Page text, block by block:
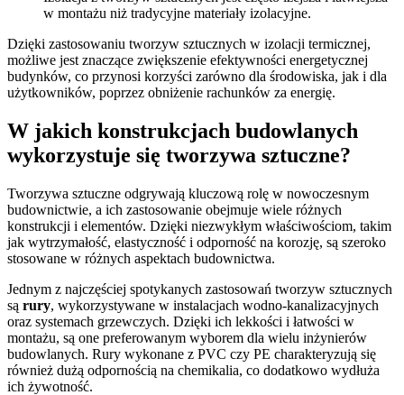
w montażu niż tradycyjne materiały izolacyjne.
Dzięki zastosowaniu tworzyw sztucznych w izolacji termicznej,
możliwe jest znaczące zwiększenie efektywności energetycznej
budynków, co przynosi korzyści zarówno dla środowiska, jak i dla
użytkowników, poprzez obniżenie rachunków za energię.
W jakich konstrukcjach budowlanych
wykorzystuje się tworzywa sztuczne?
Tworzywa sztuczne odgrywają kluczową rolę w nowoczesnym
budownictwie, a ich zastosowanie obejmuje wiele różnych
konstrukcji i elementów. Dzięki niezwykłym właściwościom, takim
jak wytrzymałość, elastyczność i odporność na korozję, są szeroko
stosowane w różnych aspektach budownictwa.
Jednym z najczęściej spotykanych zastosowań tworzyw sztucznych
są rury, wykorzystywane w instalacjach wodno-kanalizacyjnych
oraz systemach grzewczych. Dzięki ich lekkości i łatwości w
montażu, są one preferowanym wyborem dla wielu inżynierów
budowlanych. Rury wykonane z PVC czy PE charakteryzują się
również dużą odpornością na chemikalia, co dodatkowo wydłuża
ich żywotność.